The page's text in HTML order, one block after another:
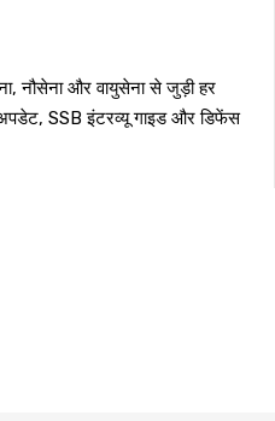
नौसेना और वायुसेना से जुड़ी हर
अपडेट, SSB इंटरव्यू गाइड और डिफेंस